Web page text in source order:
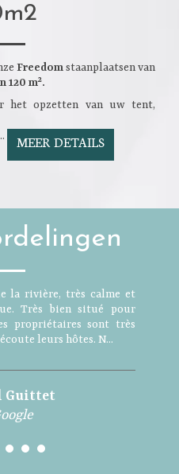
Freedomstaanplaatsen van
120 m².
het opzetten van uw tent,
MEER DETAILS
la rivière, très calme et
Très bien situé pour
propriétaires sont très
leurs hôtes. N...
Guittet